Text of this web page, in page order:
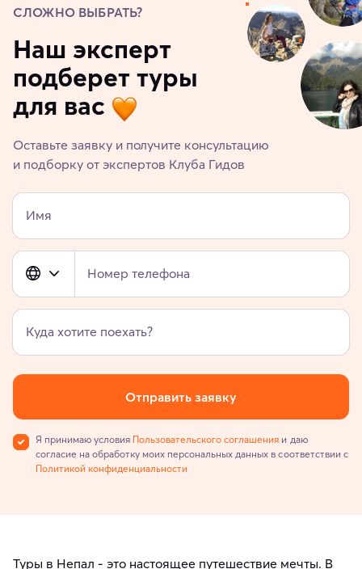
СЛОЖНО ВЫБРАТЬ?
Наш эксперт
подберет туры
для вас
Оставьте заявку и получите консультацию
и подборку от экспертов Клуба Гидов
Имя
Номер телефона
Куда хотите поехать?
Отправить заявку
Я принимаю условия Пользовательского соглашения и даю
согласие на обработку моих персональных данных в соответствии с
Политикой конфиденциальности
Туры в Непал - это настоящее путешествие мечты. В